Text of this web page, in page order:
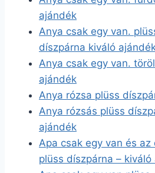
ajándék
Anya csak egy van.
díszpárna kiváló
Anya csak egy van.
ajándék
Anya rózsa plüss
Anya rózsás plüss
ajándék
Apa csak egy van és
plüss díszpárna – kiváló